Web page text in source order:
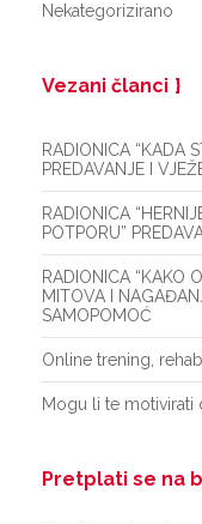
Nekategorizirano
Vezani članci
RADIONICA “KADA
PREDAVANJE I
RADIONICA
POTPORU”
RADIONICA “KAKO
MITOVA I
SAMOPOMOĆ
Online trening,
Mogu li te motivirati
Pretplati se na